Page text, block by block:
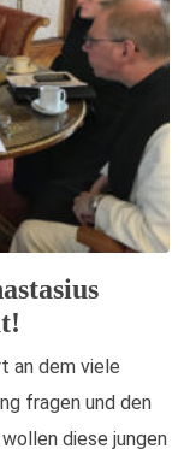
an dem viele
fragen und den
diese jungen